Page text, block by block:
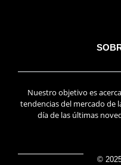
Nuestro objetivo es
tendencias del mercado de
día de las últimas
©